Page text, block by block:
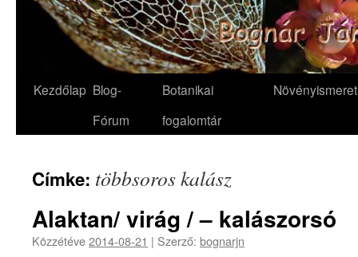
Kezdőlap Blog-
Fórum
Botanikai
fogalomtár
Növényismeret
Címke: többsoros kalász
Alaktan/ virág / – kalászorsó
Közzétéve2014-08-21 | Szerző: bognarjn